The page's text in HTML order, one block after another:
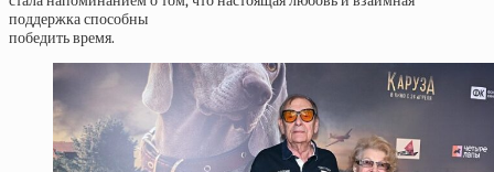
поддержка способны
победить время.